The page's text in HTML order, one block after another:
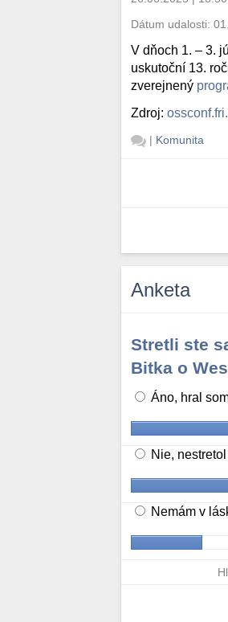
Dátum udalosti:
V dňoch 1. – 3.
uskutoční 13.
zverejnený
Zdroj:
| Komunita
Anketa
Stretli ste
Bitka o
Áno, hral
Nie,
Nemám v